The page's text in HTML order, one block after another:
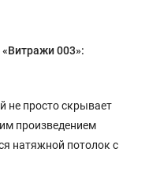
003»:
не просто скрывает
произведением
натяжной потолок с